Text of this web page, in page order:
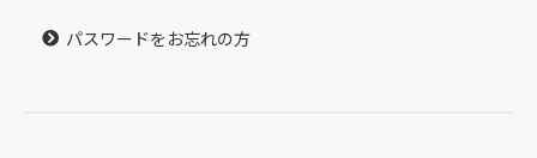
パスワードをお忘れの方